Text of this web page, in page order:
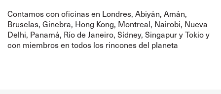
Contamos con oficinas en Londres, Abiyán, Amán,
Bruselas, Ginebra, Hong Kong, Montreal, Nairobi, Nueva
Delhi, Panamá, Río de Janeiro, Sídney, Singapur y Tokio y
con miembros en todos los rincones del planeta